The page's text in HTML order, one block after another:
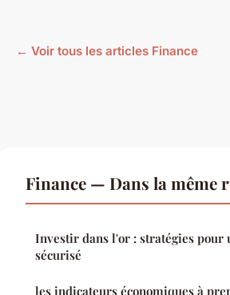
← Voir tous les articles Finance
Finance — Dans la même
Investir dans l'or : stratégies pour
sécurisé
les indicateurs économiques à